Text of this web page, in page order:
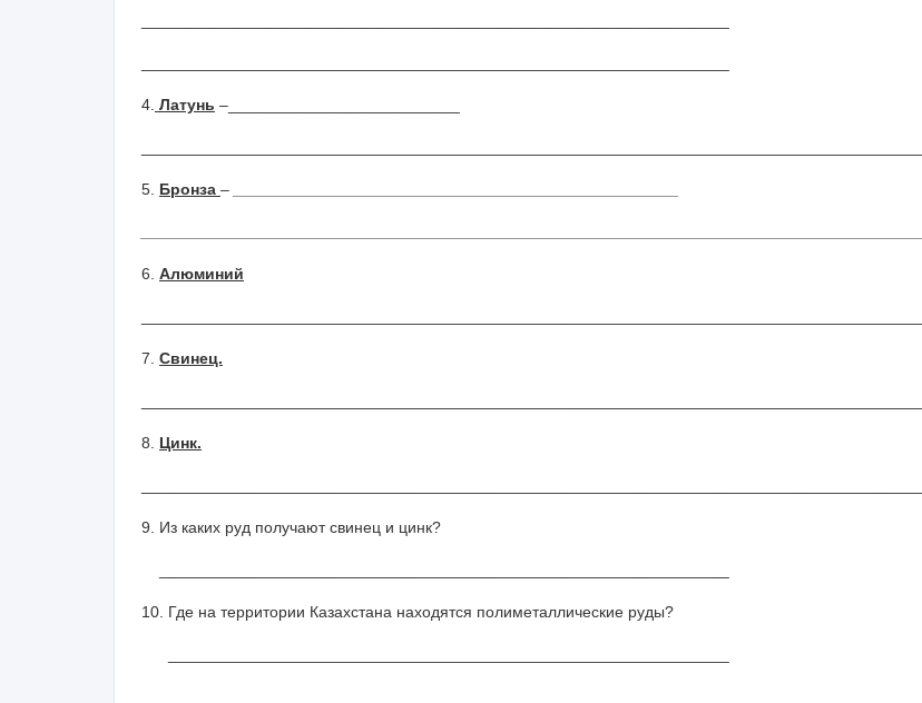
4. Латунь –__________________________
5. Бронза – __________________________________________________
6. Алюминий
7. Свинец.
8. Цинк.
9. Из каких руд получают свинец и цинк?
10. Где на территории Казахстана находятся полиметаллические руды?